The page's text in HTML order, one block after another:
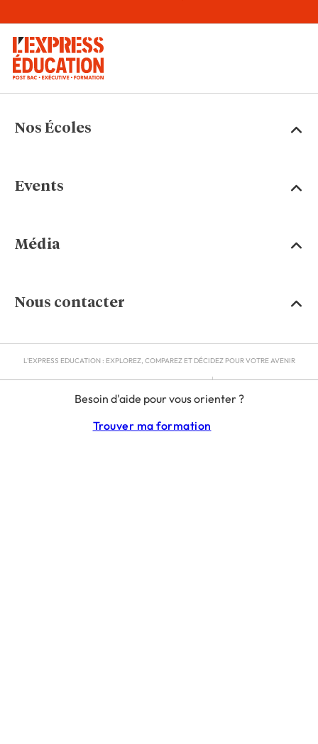
Besoin d'aide pour vous orienter ?
Trouver ma formation
Nos Écoles
Events
Média
Nous contacter
L'EXPRESS EDUCATION : EXPLOREZ, COMPAREZ ET DÉCIDEZ POUR VOTRE AVENIR
RGPD